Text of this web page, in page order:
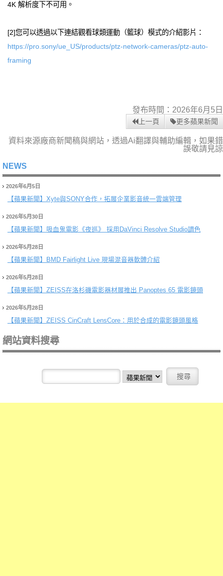
4K 解析度下不可用。
[2]您可以透過以下連結觀看球類運動（籃球）模式的介紹影片：
https://pro.sony/ue_US/products/ptz-network-cameras/ptz-auto-
framing
發布時間：2026年6月5日
上一頁 更多蘋果新聞
資料來源廠商新聞稿與網站，透過Ai翻譯與輔助編輯，如果錯
誤敬請見諒
NEWS
2026年6月5日
【蘋果新聞】 Xyte與SONY合作，拓展企業影音統一雲端管理
2026年5月30日
【蘋果新聞】 吸血鬼電影《夜巡》 採用DaVinci Resolve Studio調色
2026年5月28日
【蘋果新聞】 BMD Fairlight Live 現場混音器軟體介紹
2026年5月28日
【蘋果新聞】 ZEISS在洛杉磯電影器材展推出 Panoptes 65 電影鏡頭
2026年5月28日
【蘋果新聞】 ZEISS CinCraft LensCore：用於合成的電影鏡頭風格
網站資料搜尋